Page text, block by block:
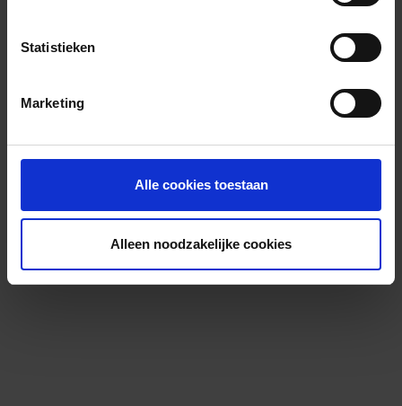
Statistieken
Marketing
Alle cookies toestaan
Alleen noodzakelijke cookies